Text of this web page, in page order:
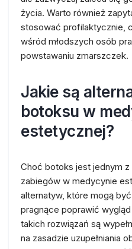
życia. Warto również
stosować profilaktycznie,
wśród młodszych osób
powstawaniu zmarszczek.
Jakie są
botoksu w
estetycznej?
Choć botoks jest jednym z
zabiegów w medycynie
alternatyw, które mogą
pragnące poprawić
takich rozwiązań są
na zasadzie uzupełniania